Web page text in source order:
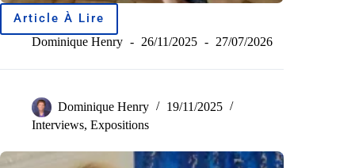
Article À Lire
Dominique Henry 26/11/2025 27/07/2026
Dominique Henry
19/11/2025
Interviews, Expositions